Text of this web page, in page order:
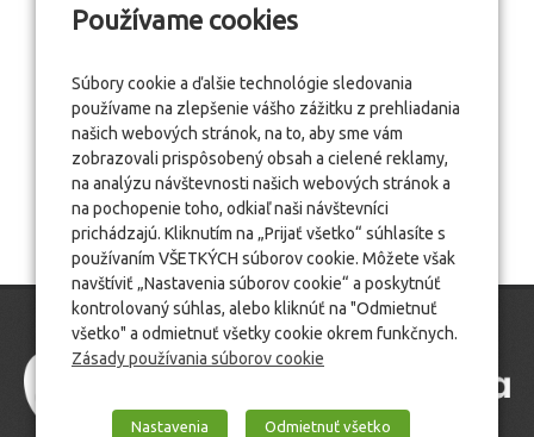
Používame cookies
Súbory cookie a ďalšie technológie sledovania
používame na zlepšenie vášho zážitku z prehliadania
našich webových stránok, na to, aby sme vám
zobrazovali prispôsobený obsah a cielené reklamy,
na analýzu návštevnosti našich webových stránok a
na pochopenie toho, odkiaľ naši návštevníci
prichádzajú. Kliknutím na „Prijať všetko“ súhlasíte s
používaním VŠETKÝCH súborov cookie. Môžete však
navštíviť „Nastavenia súborov cookie“ a poskytnúť
kontrolovaný súhlas, alebo kliknúť na "Odmietnuť
všetko" a odmietnuť všetky cookie okrem funkčnych.
Zásady používania súborov cookie
Nastavenia Odmietnuť všetko